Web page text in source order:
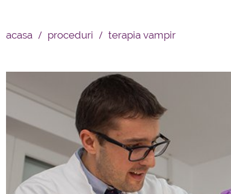
acasa proceduri terapia vampir